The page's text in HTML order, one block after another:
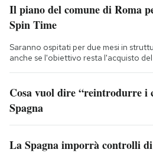
Il piano del comune di Roma
Spin Time
Saranno ospitati per due mesi in
anche se l'obiettivo resta l'acquisto
Cosa vuol dire “reintrodurre
Spagna
La Spagna imporrà controlli